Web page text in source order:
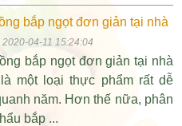
bắp ngọt đơn giản tại nhà
04-11 15:24:04
bắp ngọt đơn giản tại nhà
một loại thực phẩm rất dễ
năm. Hơn thế nữa, phân
bắp ...